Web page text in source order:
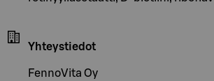
Yhteystiedot
FennoVita Oy